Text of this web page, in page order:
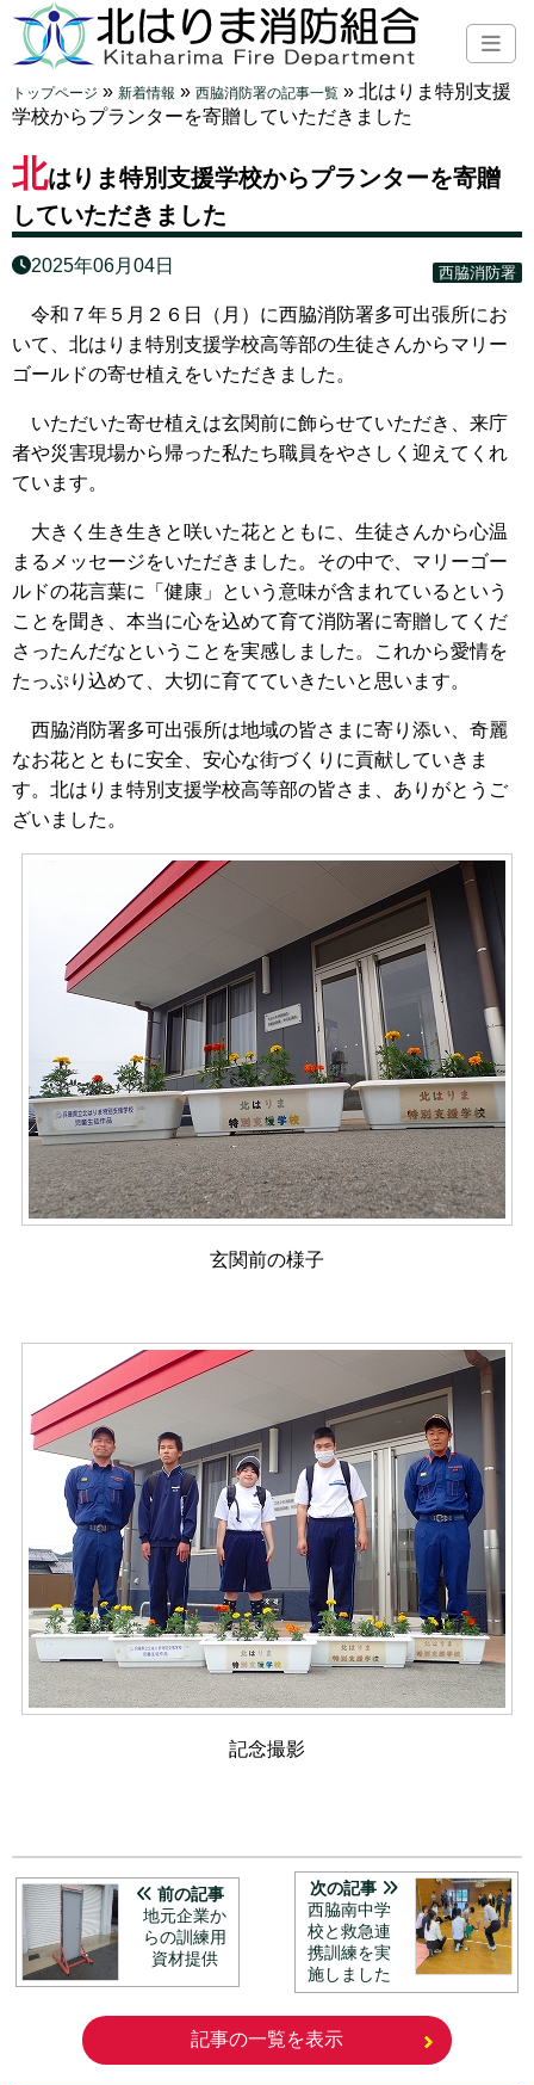
トップページ » 新着情報 » 西脇消防署の記事一覧 » 北はりま特別支援
学校からプランターを寄贈していただきました
北はりま特別支援学校からプランターを寄贈
していただきました
西脇消防署
2025年06月04日
令和７年５月２６日（月）に西脇消防署多可出張所にお
いて、北はりま特別支援学校高等部の生徒さんからマリー
ゴールドの寄せ植えをいただきました。
いただいた寄せ植えは玄関前に飾らせていただき、来庁
者や災害現場から帰った私たち職員をやさしく迎えてくれ
ています。
大きく生き生きと咲いた花とともに、生徒さんから心温
まるメッセージをいただきました。その中で、マリーゴー
ルドの花言葉に「健康」という意味が含まれているという
ことを聞き、本当に心を込めて育て消防署に寄贈してくだ
さったんだなということを実感しました。これから愛情を
たっぷり込めて、大切に育てていきたいと思います。
西脇消防署多可出張所は地域の皆さまに寄り添い、奇麗
なお花とともに安全、安心な街づくりに貢献していきま
す。北はりま特別支援学校高等部の皆さま、ありがとうご
ざいました。
玄関前の様子
記念撮影
前の記事
地元企業か
らの訓練用
資材提供
次の記事
西脇南中学
校と救急連
携訓練を実
施しました
記事の一覧を表示